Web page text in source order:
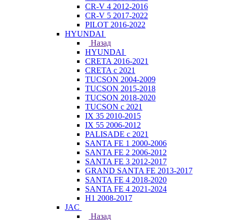
CR-V 4 2012-2016
CR-V 5 2017-2022
PILOT 2016-2022
HYUNDAI
Назад
HYUNDAI
CRETA 2016-2021
CRETA с 2021
TUCSON 2004-2009
TUCSON 2015-2018
TUCSON 2018-2020
TUCSON с 2021
IX 35 2010-2015
IX 55 2006-2012
PALISADE с 2021
SANTA FE 1 2000-2006
SANTA FE 2 2006-2012
SANTA FE 3 2012-2017
GRAND SANTA FE 2013-2017
SANTA FE 4 2018-2020
SANTA FE 4 2021-2024
H1 2008-2017
JAC
Назад